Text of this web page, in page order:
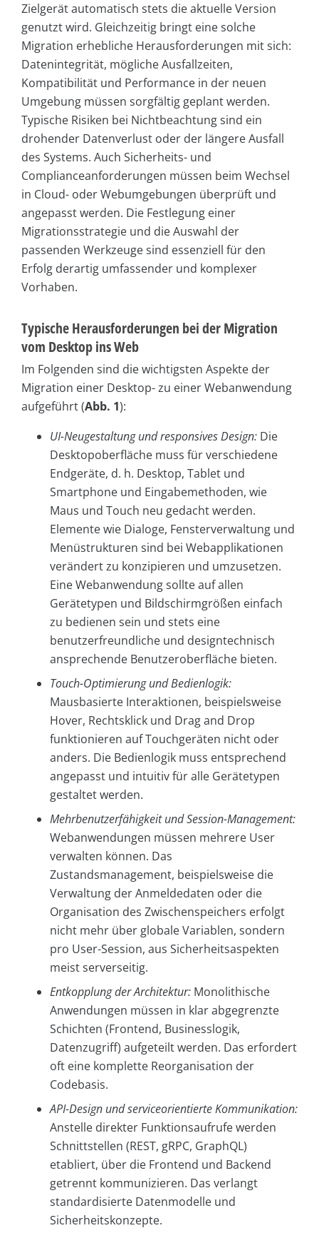
Zielgerät automatisch stets die aktuelle Version
genutzt wird. Gleichzeitig bringt eine solche
Migration erhebliche Herausforderungen mit sich:
Datenintegrität, mögliche Ausfallzeiten,
Kompatibilität und Performance in der neuen
Umgebung müssen sorgfältig geplant werden.
Typische Risiken bei Nichtbeachtung sind ein
drohender Datenverlust oder der längere Ausfall
des Systems. Auch Sicherheits- und
Complianceanforderungen müssen beim Wechsel
in Cloud- oder Webumgebungen überprüft und
angepasst werden. Die Festlegung einer
Migrationsstrategie und die Auswahl der
passenden Werkzeuge sind essenziell für den
Erfolg derartig umfassender und komplexer
Vorhaben.
Typische Herausforderungen bei der Migration
vom Desktop ins Web
Im Folgenden sind die wichtigsten Aspekte der
Migration einer Desktop- zu einer Webanwendung
aufgeführt (Abb. 1):
UI-Neugestaltung und responsives Design: Die
Desktopoberfläche muss für verschiedene
Endgeräte, d. h. Desktop, Tablet und
Smartphone und Eingabemethoden, wie
Maus und Touch neu gedacht werden.
Elemente wie Dialoge, Fensterverwaltung und
Menüstrukturen sind bei Webapplikationen
verändert zu konzipieren und umzusetzen.
Eine Webanwendung sollte auf allen
Gerätetypen und Bildschirmgrößen einfach
zu bedienen sein und stets eine
benutzerfreundliche und designtechnisch
ansprechende Benutzeroberfläche bieten.
Touch-Optimierung und Bedienlogik:
Mausbasierte Interaktionen, beispielsweise
Hover, Rechtsklick und Drag and Drop
funktionieren auf Touchgeräten nicht oder
anders. Die Bedienlogik muss entsprechend
angepasst und intuitiv für alle Gerätetypen
gestaltet werden.
Mehrbenutzerfähigkeit und Session-Management:
Webanwendungen müssen mehrere User
verwalten können. Das
Zustandsmanagement, beispielsweise die
Verwaltung der Anmeldedaten oder die
Organisation des Zwischenspeichers erfolgt
nicht mehr über globale Variablen, sondern
pro User-Session, aus Sicherheitsaspekten
meist serverseitig.
Entkopplung der Architektur: Monolithische
Anwendungen müssen in klar abgegrenzte
Schichten (Frontend, Businesslogik,
Datenzugriff) aufgeteilt werden. Das erfordert
oft eine komplette Reorganisation der
Codebasis.
API-Design und serviceorientierte Kommunikation:
Anstelle direkter Funktionsaufrufe werden
Schnittstellen (REST, gRPC, GraphQL)
etabliert, über die Frontend und Backend
getrennt kommunizieren. Das verlangt
standardisierte Datenmodelle und
Sicherheitskonzepte.